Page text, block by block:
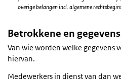
overige belangen incl. algemene
Betrokkene en gegevens
Van wie worden welke gegevens
hiervan.
Medewerkers in dienst van dan